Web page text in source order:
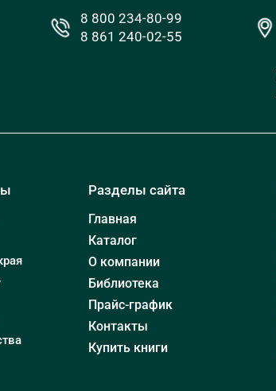
8 800 234-80-99
8 861 240-02-55
Разделы сайта
Главная
Каталог
О компании
Библиотека
Прайс-график
Контакты
Купить книги